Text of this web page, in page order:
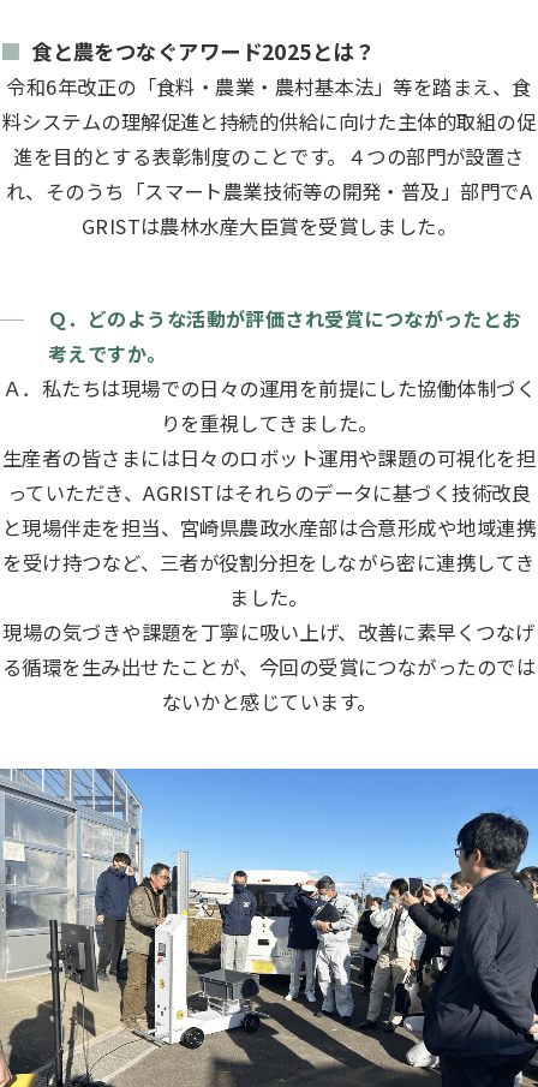
食と農をつなぐアワード2025とは？
令和6年改正の「食料・農業・農村基本法」等を踏まえ、食
料システムの理解促進と持続的供給に向けた主体的取組の促
進を目的とする表彰制度のことです。４つの部門が設置さ
れ、そのうち「スマート農業技術等の開発・普及」部門でA
GRISTは農林水産大臣賞を受賞しました。
Ｑ．どのような活動が評価され受賞につながったとお
考えですか。
Ａ．私たちは現場での日々の運用を前提にした協働体制づく
りを重視してきました。
生産者の皆さまには日々のロボット運用や課題の可視化を担
っていただき、AGRISTはそれらのデータに基づく技術改良
と現場伴走を担当、宮崎県農政水産部は合意形成や地域連携
を受け持つなど、三者が役割分担をしながら密に連携してき
ました。
現場の気づきや課題を丁寧に吸い上げ、改善に素早くつなげ
る循環を生み出せたことが、今回の受賞につながったのでは
ないかと感じています。